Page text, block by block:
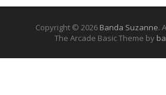
Copyright © 2026 Banda Suzanne.
The Arcade Basic Theme by